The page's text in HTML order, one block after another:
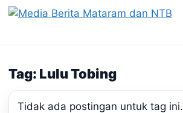
Skip
Tag: Lulu Tobing
Tidak ada postingan untuk tag ini.